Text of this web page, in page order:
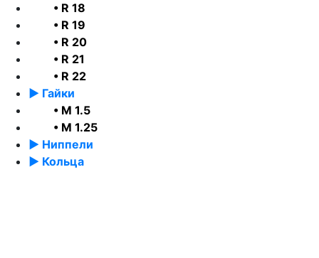
• R 18
• R 19
• R 20
• R 21
• R 22
► Гайки
• М 1.5
• М 1.25
► Ниппели
► Кольца